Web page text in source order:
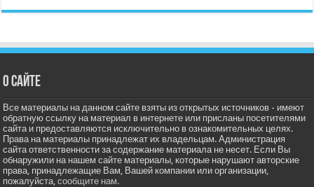
О сайте
Все материалы на данном сайте взяты из открытых источников - имеют
обратную ссылку на материал в интернете или присланы посетителями
сайта и предоставляются исключительно в ознакомительных целях.
Права на материалы принадлежат их владельцам. Администрация
сайта ответственности за содержание материала не несет. Если Вы
обнаружили на нашем сайте материалы, которые нарушают авторские
права, принадлежащие Вам, Вашей компании или организации,
пожалуйста,сообщите нам.